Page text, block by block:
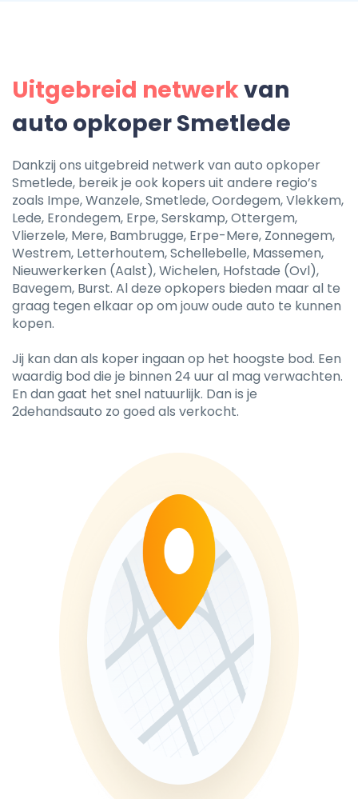
Uitgebreid netwerkvan
auto opkoper Smetlede
Dankzij ons uitgebreid netwerk van auto opkoper
Smetlede, bereik je ook kopers uit andere regio’s
zoals Impe, Wanzele, Smetlede, Oordegem, Vlekkem,
Lede, Erondegem, Erpe, Serskamp, Ottergem,
Vlierzele, Mere, Bambrugge, Erpe-Mere, Zonnegem,
Westrem, Letterhoutem, Schellebelle, Massemen,
Nieuwerkerken (Aalst), Wichelen, Hofstade (Ovl),
Bavegem, Burst. Al deze opkopers bieden maar al te
graag tegen elkaar op om jouw oude auto te kunnen
kopen.
Jij kan dan als koper ingaan op het hoogste bod. Een
waardig bod die je binnen 24 uur al mag verwachten.
En dan gaat het snel natuurlijk. Dan is je
2dehandsauto zo goed als verkocht.